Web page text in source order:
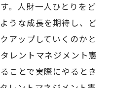
。人財一人ひとりをど
うな成長を期待し、ど
アップしていくのかと
レントマネジメント憲
ことで実際にやるとき